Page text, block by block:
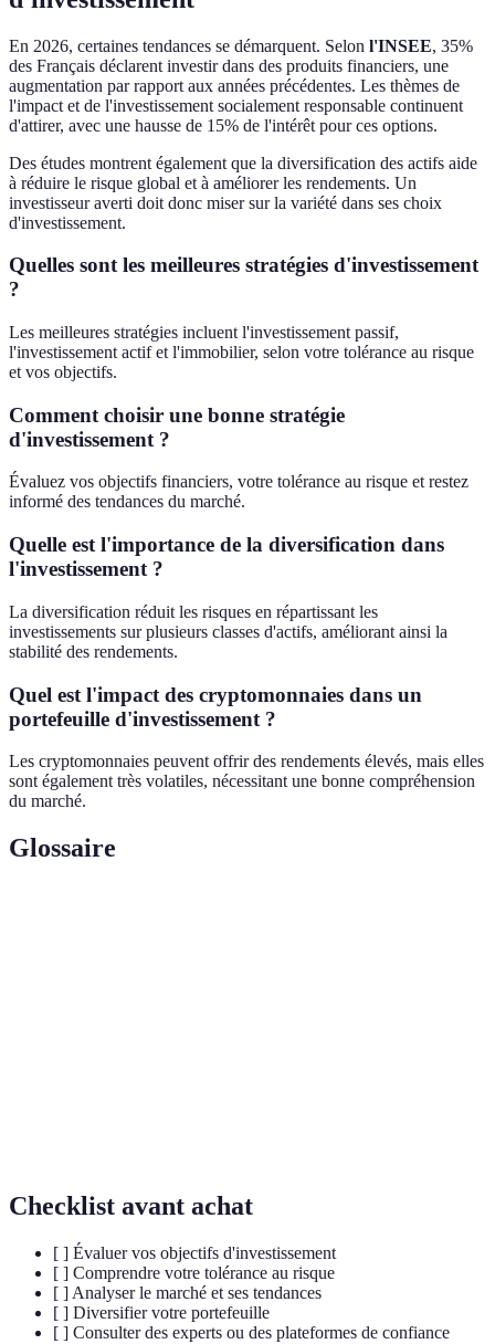
En 2026, certaines tendances se démarquent. Selon l'INSEE, 35%
des Français déclarent investir dans des produits financiers, une
augmentation par rapport aux années précédentes. Les thèmes de
l'impact et de l'investissement socialement responsable continuent
d'attirer, avec une hausse de 15% de l'intérêt pour ces options.
Des études montrent également que la diversification des actifs aide
à réduire le risque global et à améliorer les rendements. Un
investisseur averti doit donc miser sur la variété dans ses choix
d'investissement.
Quelles sont les meilleures stratégies d'investissement
?
Les meilleures stratégies incluent l'investissement passif,
l'investissement actif et l'immobilier, selon votre tolérance au risque
et vos objectifs.
Comment choisir une bonne stratégie
d'investissement ?
Évaluez vos objectifs financiers, votre tolérance au risque et restez
informé des tendances du marché.
Quelle est l'importance de la diversification dans
l'investissement ?
La diversification réduit les risques en répartissant les
investissements sur plusieurs classes d'actifs, améliorant ainsi la
stabilité des rendements.
Quel est l'impact des cryptomonnaies dans un
portefeuille d'investissement ?
Les cryptomonnaies peuvent offrir des rendements élevés, mais elles
sont également très volatiles, nécessitant une bonne compréhension
du marché.
Glossaire
Checklist avant achat
[ ] Évaluer vos objectifs d'investissement
[ ] Comprendre votre tolérance au risque
[ ] Analyser le marché et ses tendances
[ ] Diversifier votre portefeuille
[ ] Consulter des experts ou des plateformes de confiance